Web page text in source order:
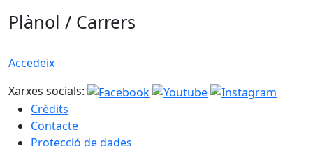
Plànol / Carrers
Accedeix
Xarxes socials:
Crèdits
Contacte
Protecció de dades